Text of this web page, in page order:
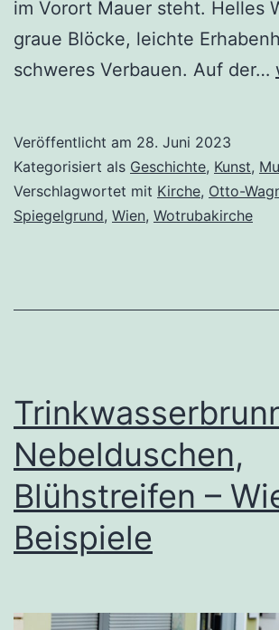
im Vorort Mauer steht. Helles
graue Blöcke, leichte
schweres Verbauen. Auf der…
Veröffentlicht am 28. Juni 2023
Kategorisiert als Geschichte, Kunst,
Verschlagwortet mit Kirche, Otto-
Spiegelgrund, Wien, Wotrubakirche
Nebelduschen,
Blühstreifen –
Beispiele